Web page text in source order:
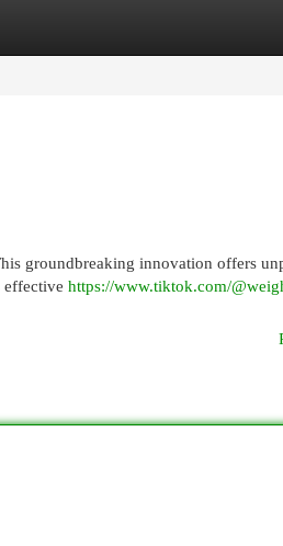
groundbreaking innovation offers
effective https://www.tiktok.com/